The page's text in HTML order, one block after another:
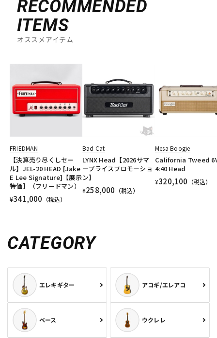
RECOMMENDED
ITEMS
オススメアイテム
FRIEDMAN
【決算売り尽くしセー
ル】JEL-20 HEAD [Jake
E Lee Signature]【展示
特価】（フリードマン）
¥341,000 （税込）
Bad Cat
LYNX Head【2026サマ
ープライスプロモーショ
ン】
¥258,000 （税込）
Mesa Boogie
California Tweed
4:40 Head
¥320,100 （税込）
CATEGORY
エレキギター アコギ/エレアコ
ベース ウクレレ